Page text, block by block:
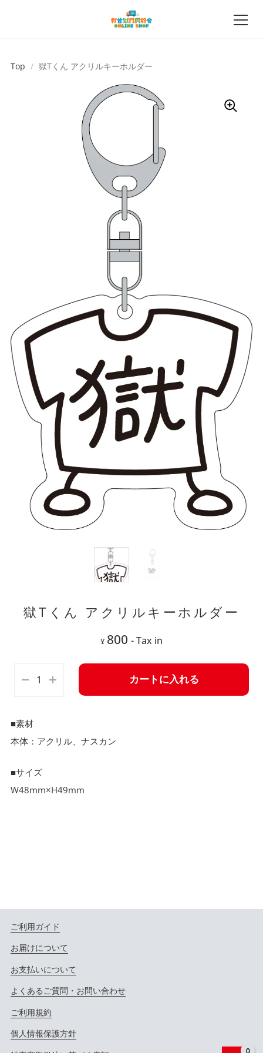
0
獄Tくん アクリルキーホルダー
¥ 800 - Tax in
カートに入れる
■素材
本体：アクリル、ナスカン
■サイズ
W48mm×H49mm
Top / 獄Tくん アクリルキーホルダー
ご利用ガイド
お届けについて
お支払いについて
よくあるご質問・お問い合わせ
ご利用規約
個人情報保護方針